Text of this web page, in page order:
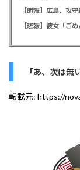
【朗報】広島、攻
「あ、次は無
転載元: https://